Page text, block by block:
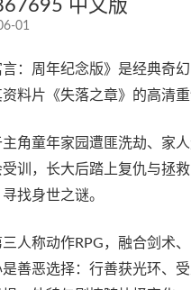
中文版
01
言：周年纪念版》是经典奇
料片《失落之章》的高清重
角童年家园遭匪洗劫、家
受训，长大后踏上复仇与拯
找身世之谜。
人称动作RPG，融合剑术
善恶选择：行善获光环、